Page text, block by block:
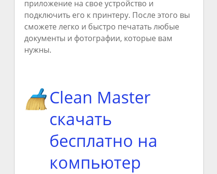
приложение на свое устройство и
подключить его к принтеру. После этого вы
сможете легко и быстро печатать любые
документы и фотографии, которые вам
нужны.
Clean Master
скачать
бесплатно на
компьютер